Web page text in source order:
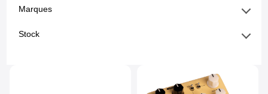
Marques
Stock